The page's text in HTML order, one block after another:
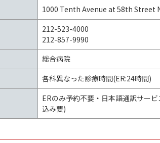
1000 Tenth Avenue at 58th Street
212-523-4000
212-857-9990
総合病院
各科異なった診療時間(ER:24時間)
ERのみ予約不要・日本語通訳サー
込み要)